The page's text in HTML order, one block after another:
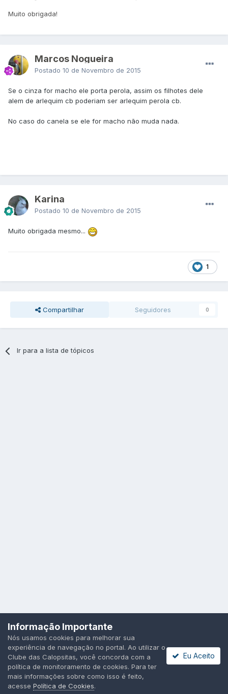
Muito obrigada!
Marcos Nogueira
Postado 10 de Novembro de 2015
Se o cinza for macho ele porta perola, assim os filhotes dele
alem de arlequim cb poderiam ser arlequim perola cb.
No caso do canela se ele for macho não muda nada.
Karina
Postado 10 de Novembro de 2015
Muito obrigada mesmo...
1
Compartilhar Seguidores 0
Ir para a lista de tópicos
Idioma Política de Privacidade
Todos os direitos reservados.
Powered by Invision Community
Informação Importante
Nós usamos cookies para melhorar sua
experiência de navegação no portal. Ao utilizar o
Clube das Calopsitas, você concorda com a
política de monitoramento de cookies. Para ter
mais informações sobre como isso é feito,
acesse Política de Cookies.
Eu Aceito